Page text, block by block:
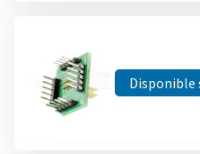
Disponible